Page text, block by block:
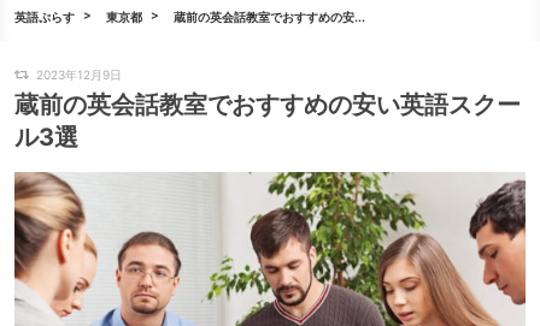
英語ぷらす 東京都 蔵前の英会話教室でおすすめの安...
2023年12月9日
蔵前の英会話教室でおすすめの安い英語スクー
ル3選